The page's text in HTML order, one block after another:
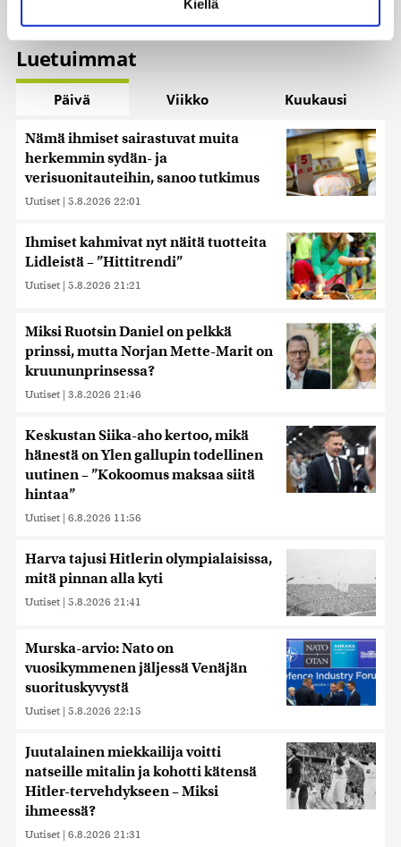
suostumustasi tai peruuttaa sen milloin vain
evästeilmoituksessa.
Käytämme evästeitä tarjoamamme sisällön ja mainosten
räätälöimiseen, sosiaalisen median ominaisuuksien
tukemiseen ja kävijämäärämme analysoimiseen. Lisäksi
alan kumppaneillemme tietoja siitä, miten käytät
sivustoamme. Kumppanimme voivat yhdistää näitä
tietoja muihin tietoihin, joita olet antanut heille tai joita on
kerätty, kun olet käyttänyt heidän palvelujaan. Tietoja
Kiellä
Luetuimmat
Päivä Viikko Kuukausi
Nämä ihmiset sairastuvat muita
herkemmin sydän- ja
verisuonitauteihin, sanoo tutkimus
Uutiset | 5.8.2026 22:01
Ihmiset kahmivat nyt näitä tuotteita
Lidleistä – ”Hittitrendi”
Uutiset | 5.8.2026 21:21
Miksi Ruotsin Daniel on pelkkä
prinssi, mutta Norjan Mette-Marit on
kruununprinsessa?
Uutiset | 3.8.2026 21:46
Keskustan Siika-aho kertoo, mikä
hänestä on Ylen gallupin todellinen
uutinen – ”Kokoomus maksaa siitä
hintaa”
Uutiset | 6.8.2026 11:56
Harva tajusi Hitlerin olympialaisissa,
mitä pinnan alla kyti
Uutiset | 5.8.2026 21:41
Murska-arvio: Nato on
vuosikymmenen jäljessä Venäjän
suorituskyvystä
Uutiset | 5.8.2026 22:15
Juutalainen miekkailija voitti
natseille mitalin ja kohotti kätensä
Hitler-tervehdykseen – Miksi
ihmeessä?
Uutiset | 6.8.2026 21:31